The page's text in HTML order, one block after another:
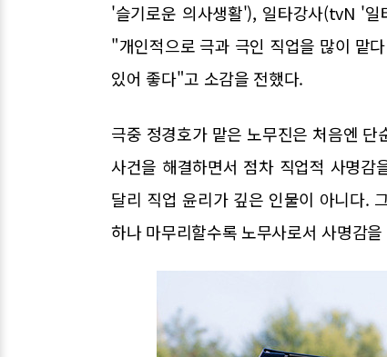
'슬기로운 의사생활'), 일타강사(tvN '
"개인적으로 극과 극인 직업을 많이 맡
있어 좋다"고 소감을 전했다.
극중 정경호가 맡은 노무진은 처음엔
사건을 해결하면서 점차 직업적 사명감
달리 직업 윤리가 깊은 인물이 아니다.
하나 마무리할수록 노무사로서 사명감